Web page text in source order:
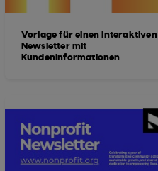
Vorlage für einen interaktiven
Newsletter mit
Kundeninformationen